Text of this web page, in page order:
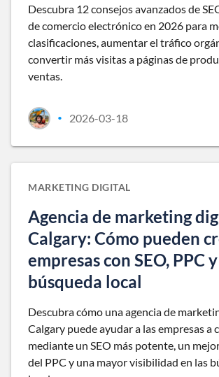
Descubra 12 consejos avanzados de
de comercio electrónico en 2026 para
clasificaciones, aumentar el tráfico
convertir más visitas a páginas de
ventas.
• 2026-03-18
MARKETING DIGITAL
Agencia de marketing
Calgary: Cómo pueden
empresas con SEO, PPC y
búsqueda local
Descubra cómo una agencia de
Calgary puede ayudar a las empresas a
mediante un SEO más potente, un
del PPC y una mayor visibilidad en las